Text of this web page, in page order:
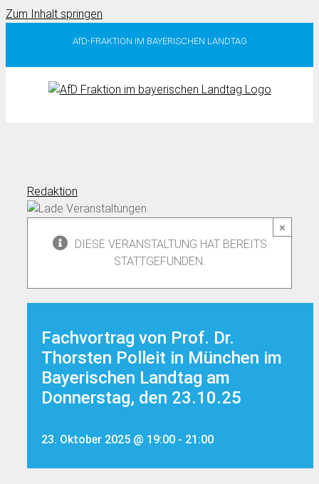
Zum Inhalt springen
AfD-FRAKTION IM BAYERISCHEN LANDTAG
Redaktion
×
DIESE VERANSTALTUNG HAT BEREITS
STATTGEFUNDEN.
Fachvortrag von Prof. Dr.
Thorsten Polleit in München im
Bayerischen Landtag am
Donnerstag, den 23.10.25
23. Oktober 2025 @ 19:00 - 21:00